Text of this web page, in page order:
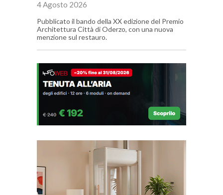
4 Agosto 2026
Pubblicato il bando della XX edizione del Premio
Architettura Città di Oderzo, con una nuova
menzione sul restauro.